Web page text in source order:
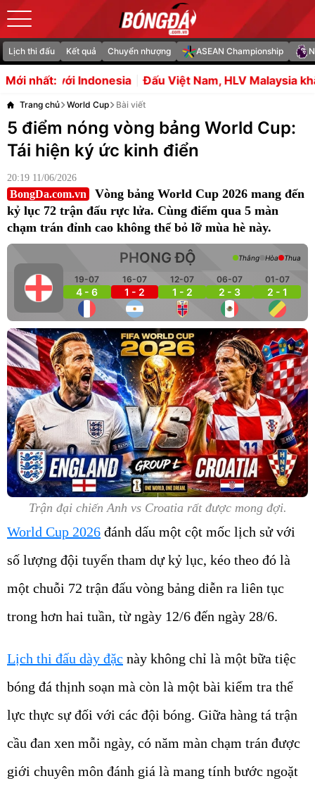
Lịch thi đấu Kết quả Chuyển nhượng ASEAN Championship
Mới nhất:
Đấu Việt Nam, HLV Malaysia khẳng định không có
Trang chủ World Cup Bài viết
5 điểm nóng vòng bảng World Cup:
Tái hiện ký ức kinh điển
20:19 11/06/2026
BongDa.com.vn
Vòng bảng World Cup 2026 mang đến
kỷ lục 72 trận đấu rực lửa. Cùng điểm qua 5 màn
chạm trán đỉnh cao không thể bỏ lỡ mùa hè này.
PHONG ĐỘ
19-07
4 - 6
16-07
1 - 2
12-07
1 - 2
06-07
2 - 3
01-07
2 - 1
Thắng Hòa Thua
Trận đại chiến Anh vs Croatia rất được mong đợi.
World Cup 2026 đánh dấu một cột mốc lịch sử với
số lượng đội tuyển tham dự kỷ lục, kéo theo đó là
một chuỗi 72 trận đấu vòng bảng diễn ra liên tục
trong hơn hai tuần, từ ngày 12/6 đến ngày 28/6.
Lịch thi đấu dày đặc này không chỉ là một bữa tiệc
bóng đá thịnh soạn mà còn là một bài kiểm tra thể
lực thực sự đối với các đội bóng. Giữa hàng tá trận
cầu đan xen mỗi ngày, có năm màn chạm trán được
giới chuyên môn đánh giá là mang tính bước ngoặt